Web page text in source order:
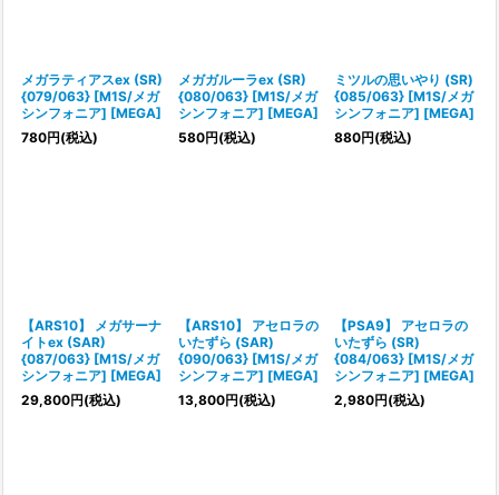
メガラティアスex (SR)
{079/063} [M1S/メガ
シンフォニア] [MEGA]
780円(税込)
メガガルーラex (SR)
{080/063} [M1S/メガ
シンフォニア] [MEGA]
580円(税込)
ミツルの思いやり (SR)
{085/063} [M1S/メガ
シンフォニア] [MEGA]
880円(税込)
【ARS10】 メガサーナ
イトex (SAR)
{087/063} [M1S/メガ
シンフォニア] [MEGA]
29,800円(税込)
【ARS10】 アセロラの
いたずら (SAR)
{090/063} [M1S/メガ
シンフォニア] [MEGA]
13,800円(税込)
【PSA9】 アセロラの
いたずら (SR)
{084/063} [M1S/メガ
シンフォニア] [MEGA]
2,980円(税込)